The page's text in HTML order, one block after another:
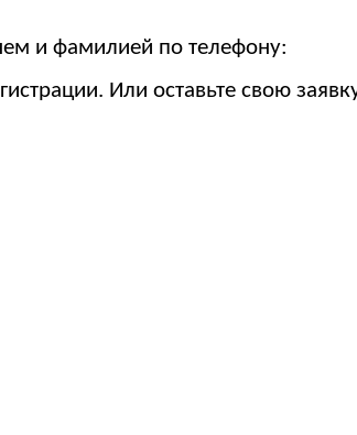
и фамилией по телефону:
Или оставьте свою